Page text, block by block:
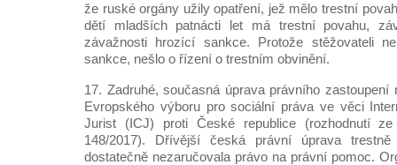
že ruské orgány užily opatření, jež mělo trestní
dětí mladších patnácti let má trestní povahu,
závažnosti hrozící sankce. Protože stěžovateli
sankce, nešlo o řízení o trestním obvinění.
17. Zadruhé, současná úprava právního zastoupení
Evropského výboru pro sociální práva ve věci
Jurist (ICJ) proti České republice (rozhodnutí
148/2017). Dřívější česká právní úprava trestně
dostatečně nezaručovala právo na právní pomoc.